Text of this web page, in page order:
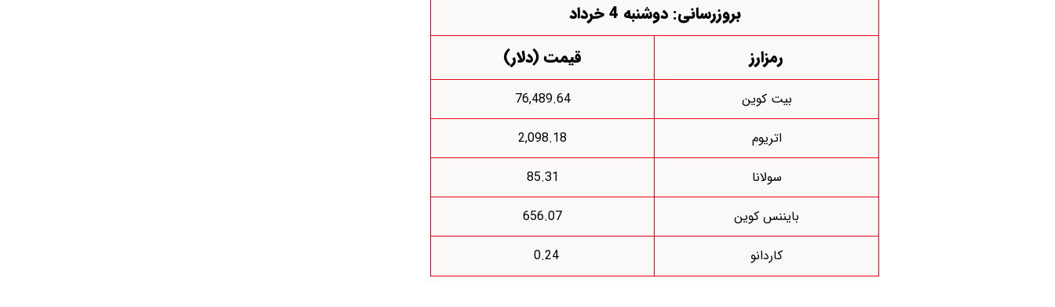
بروزرسانی: دوشنبه 4 خرداد
رمزارز
قیمت (دلار)
بیت کوین
76,489.64
اتریوم
2,098.18
سولانا
85.31
بایننس کوین
656.07
کاردانو
0.24